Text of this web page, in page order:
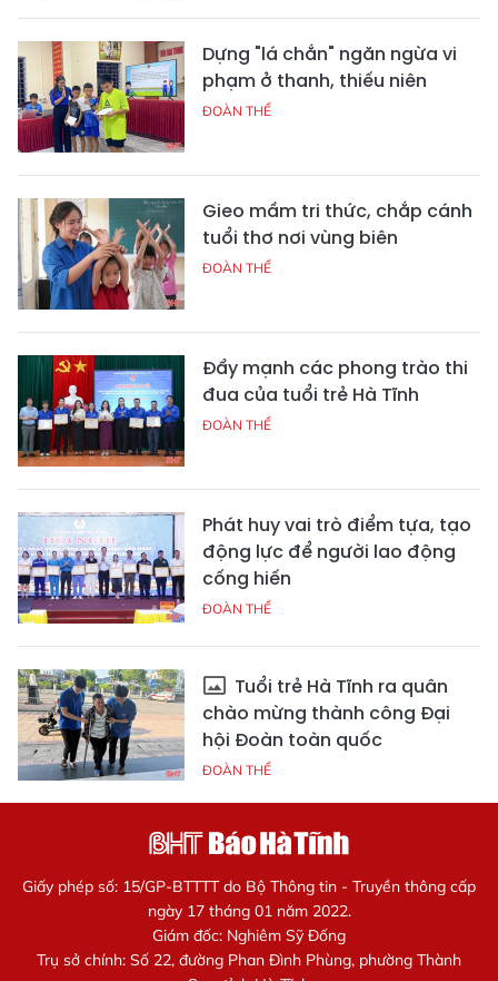
Dựng "lá chắn" ngăn ngừa vi
phạm ở thanh, thiếu niên
ĐOÀN THỂ
Gieo mầm tri thức, chắp cánh
tuổi thơ nơi vùng biên
ĐOÀN THỂ
Đẩy mạnh các phong trào thi
đua của tuổi trẻ Hà Tĩnh
ĐOÀN THỂ
Phát huy vai trò điểm tựa, tạo
động lực để người lao động
cống hiến
ĐOÀN THỂ
Tuổi trẻ Hà Tĩnh ra quân
chào mừng thành công Đại
hội Đoàn toàn quốc
ĐOÀN THỂ
Giấy phép số: 15/GP-BTTTT do Bộ Thông tin - Truyền thông cấp
ngày 17 tháng 01 năm 2022.
Giám đốc: Nghiêm Sỹ Đống
Trụ sở chính: Số 22, đường Phan Đình Phùng, phường Thành